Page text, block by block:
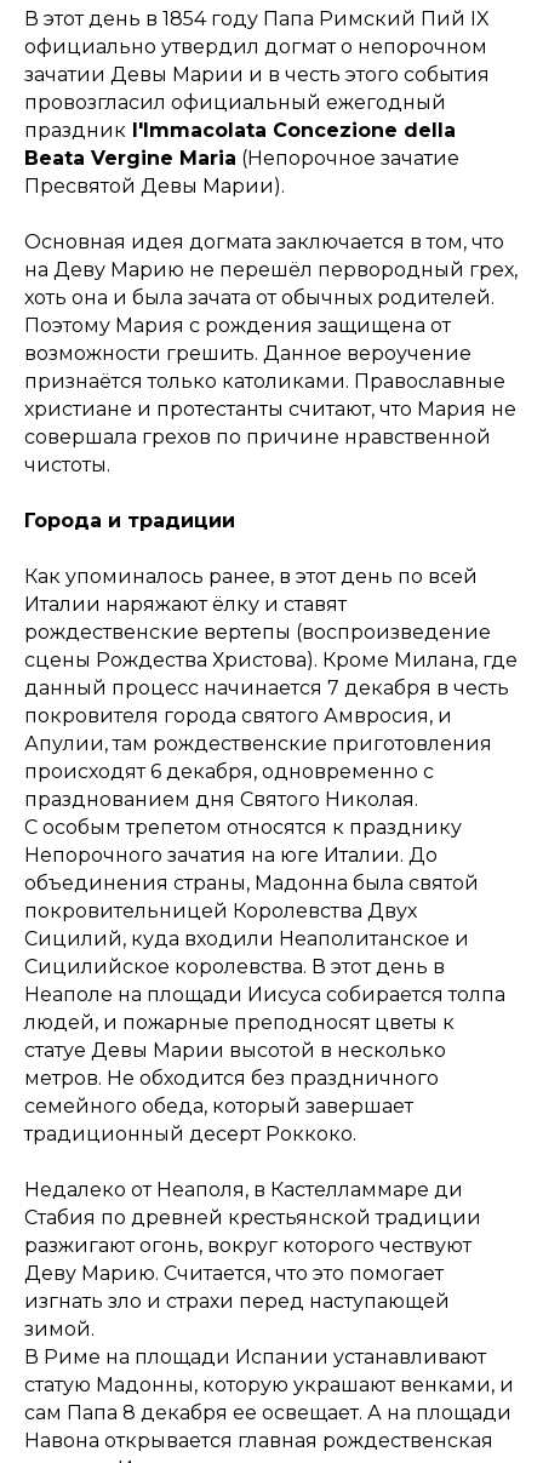
В этот день в 1854 году Папа Римский Пий IX
официально утвердил догмат о непорочном
зачатии Девы Марии и в честь этого события
провозгласил официальный ежегодный
праздник l'Immacolata Concezione della
Beata Vergine Maria (Непорочное зачатие
Пресвятой Девы Марии).
Основная идея догмата заключается в том, что
на Деву Марию не перешёл первородный грех,
хоть она и была зачата от обычных родителей.
Поэтому Мария с рождения защищена от
возможности грешить. Данное вероучение
признаётся только католиками. Православные
христиане и протестанты считают, что Мария не
совершала грехов по причине нравственной
чистоты.
Города и традиции
Как упоминалось ранее, в этот день по всей
Италии наряжают ёлку и ставят
рождественские вертепы (воспроизведение
сцены Рождества Христова). Кроме Милана, где
данный процесс начинается 7 декабря в честь
покровителя города святого Амвросия, и
Апулии, там рождественские приготовления
происходят 6 декабря, одновременно с
празднованием дня Святого Николая.
С особым трепетом относятся к празднику
Непорочного зачатия на юге Италии. До
объединения страны, Мадонна была святой
покровительницей Королевства Двух
Сицилий, куда входили Неаполитанское и
Сицилийское королевства. В этот день в
Неаполе на площади Иисуса собирается толпа
людей, и пожарные преподносят цветы к
статуе Девы Марии высотой в несколько
метров. Не обходится без праздничного
семейного обеда, который завершает
традиционный десерт Роккоко.
Недалеко от Неаполя, в Кастелламмаре ди
Стабия по древней крестьянской традиции
разжигают огонь, вокруг которого чествуют
Деву Марию. Считается, что это помогает
изгнать зло и страхи перед наступающей
зимой.
В Риме на площади Испании устанавливают
статую Мадонны, которую украшают венками, и
сам Папа 8 декабря ее освещает. А на площади
Навона открывается главная рождественская